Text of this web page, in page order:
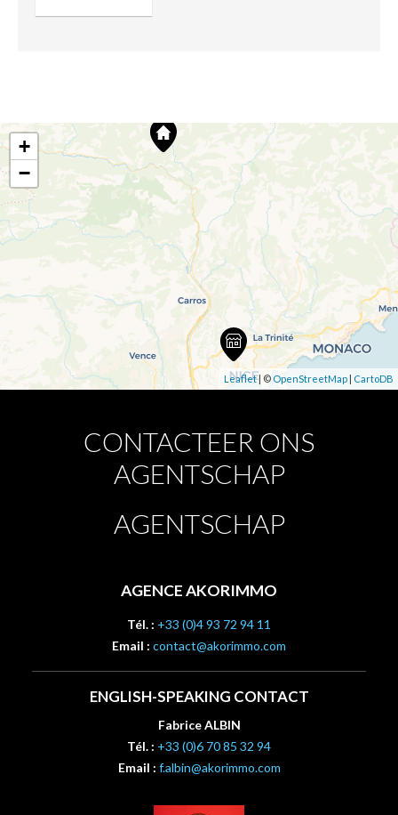
+
−
Leaflet| © OpenStreetMap | CartoDB
CONTACTEER ONS
AGENTSCHAP
AGENTSCHAP
AGENCE AKORIMMO
Tél. : +33 (0)4 93 72 94 11
Email : contact@akorimmo.com
ENGLISH-SPEAKING CONTACT
Fabrice ALBIN
Tél. : +33 (0)6 70 85 32 94
Email : f.albin@akorimmo.com